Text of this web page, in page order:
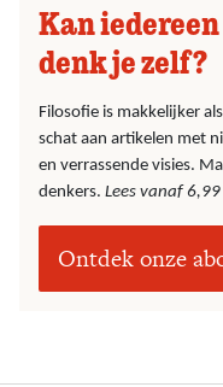
Kan
denk je zelf?
Filosofie is makkelijker
schat aan artikelen met
en verrassende visies.
denkers. Lees vanaf
Ontdek onze